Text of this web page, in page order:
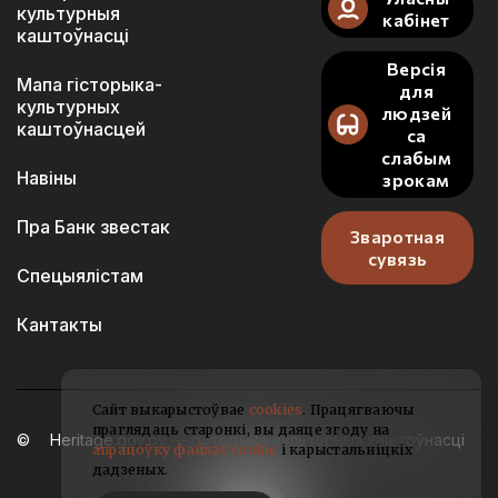
культурныя
каштоўнасці
Мапа гісторыка-
культурных
каштоўнасцей
Навіны
Пра Банк звестак
Спецыялістам
Кантакты
кабінет
Версія
для
людзей
са
слабым
зрокам
Зваротная
сувязь
Heritage.gov.by — гісторыка-культурныя каштоўнасці
Беларусі
Сайт выкарыстоўвае cookies. Працягваючы
праглядаць старонкі, вы даяце згоду на
апрацоўку файлаў cookie і карыстальніцкіх
дадзеных.